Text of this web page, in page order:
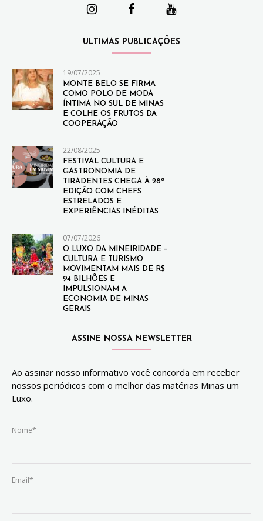
ULTIMAS PUBLICAÇÕES
19/07/2025
MONTE BELO SE FIRMA
COMO POLO DE MODA
ÍNTIMA NO SUL DE MINAS
E COLHE OS FRUTOS DA
COOPERAÇÃO
22/08/2025
FESTIVAL CULTURA E
GASTRONOMIA DE
TIRADENTES CHEGA À 28ª
EDIÇÃO COM CHEFS
ESTRELADOS E
EXPERIÊNCIAS INÉDITAS
07/07/2026
O LUXO DA MINEIRIDADE –
CULTURA E TURISMO
MOVIMENTAM MAIS DE R$
94 BILHÕES E
IMPULSIONAM A
ECONOMIA DE MINAS
GERAIS
ASSINE NOSSA NEWSLETTER
Ao assinar nosso informativo você concorda em receber
nossos periódicos com o melhor das matérias Minas um
Luxo.
Nome*
Email*